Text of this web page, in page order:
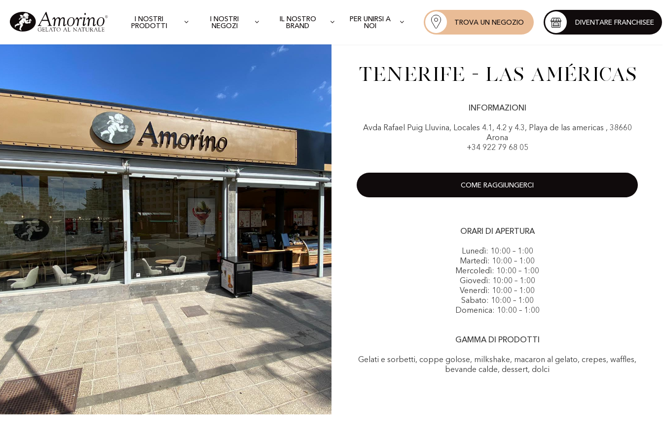
I NOSTRI
PRODOTTI
I NOSTRI
NEGOZI
IL NOSTRO
BRAND
PER UNIRSI A
NOI
TROVA UN NEGOZIO DIVENTARE FRANCHISEE
Tenerife - Las Américas
INFORMAZIONI
Avda Rafael Puig Lluvina, Locales 4.1, 4.2 y 4.3, Playa de las americas , 38660
Arona
+34 922 79 68 05
COME RAGGIUNGERCI
ORARI DI APERTURA
Lunedì: 10:00 – 1:00
Martedì: 10:00 – 1:00
Mercoledì: 10:00 – 1:00
Giovedì: 10:00 – 1:00
Venerdì: 10:00 – 1:00
Sabato: 10:00 – 1:00
Domenica: 10:00 – 1:00
GAMMA DI PRODOTTI
Gelati e sorbetti, coppe golose, milkshake, macaron al gelato, crepes, waffles,
bevande calde, dessert, dolci